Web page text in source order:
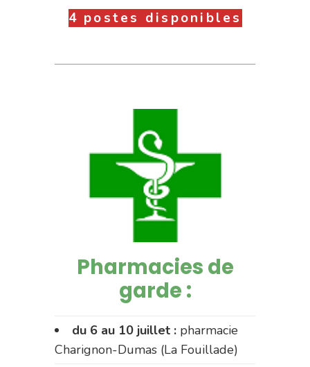
4 postes disponibles
Pharmacies de
garde :
du 6 au 10 juillet : pharmacie
Charignon-Dumas (La Fouillade)